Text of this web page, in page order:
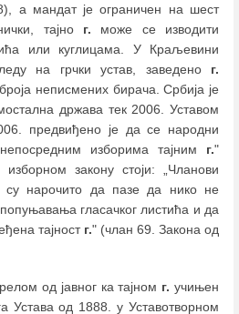
а мандат је ограничен на шест
тајно г. може се изводити
или куглицама. У Краљевини
на грчки устав, заведено г.
неписмених бирача. Србија је
држава тек 2006. Уставом
предвиђено је да се народни
изборима тајним г."
закону стоји: „Чланови
су нарочито да пазе да нико не
гласачког листића и да
тајност г." (члан 69. Закона од
од јавног ка тајном г. учињен
Устава од 1888. у Уставотворном